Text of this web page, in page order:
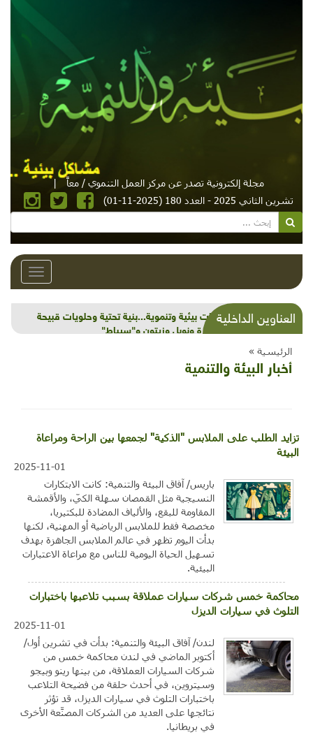
مجلة إلكترونية تصدر عن مركز العمل التنموي / معاً
|
تشرين الثاني 2025 - العدد 180 (2025-11-01)
Toggle
العناوين الداخليةشذرات بيئية وتنموية...بنية تحتية وحلويات قبيحة
وحاكورة ونوبل وزيتون و"سيباط"
الرئيسية »
أخبار البيئة والتنمية
تزايد الطلب على الملابس "الذكية" لجمعها بين الراحة ومراعاة
البيئة
2025-11-01
باريس/ آفاق البيئة والتنمية: كانت الابتكارات
النسيجية مثل القمصان سهلة الكيّ، والأقمشة
المقاومة للبقع، والألياف المضادة للبكتيريا،
مخصصة فقط للملابس الرياضية أو المهنية، لكنها
بدأت اليوم تظهر في عالم الملابس الجاهزة بهدف
تسهيل الحياة اليومية للناس مع مراعاة الاعتبارات
البيئية.
محاكمة خمس شركات سيارات عملاقة بسبب تلاعبها باختبارات
التلوث في سيارات الديزل
2025-11-01
لندن/ آفاق البيئة والتنمية: بدأت في تشرين أول/
أكتوبر الماضي في لندن محاكمة خمس من
شركات السيارات العملاقة، من بينها رينو وبيجو
وسيتروين، في أحدث حلقة من فضيحة التلاعب
باختبارات التلوث في سيارات الديزل، قد تؤثر
نتائجها على العديد من الشركات المصنِّعة الأخرى
في بريطانيا.